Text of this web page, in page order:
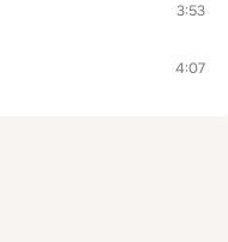
3:53
4:07